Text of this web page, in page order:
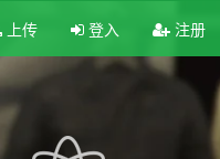
上传 登入 注册